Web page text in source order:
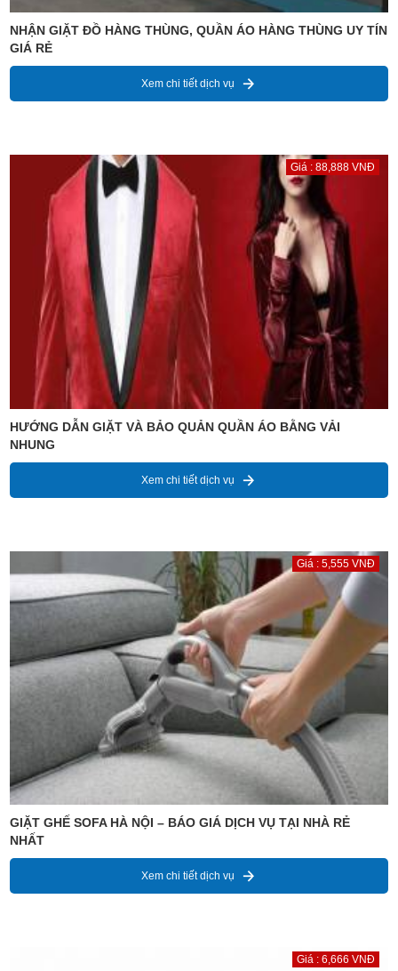
NHẬN GIẶT ĐỒ HÀNG THÙNG, QUẦN ÁO HÀNG THÙNG UY TÍN
GIÁ RẺ
Xem chi tiết dịch vụ
Giá : 88,888 VNĐ
HƯỚNG DẪN GIẶT VÀ BẢO QUẢN QUẦN ÁO BẰNG VẢI
NHUNG
Xem chi tiết dịch vụ
Giá : 5,555 VNĐ
GIẶT GHẾ SOFA HÀ NỘI – BÁO GIÁ DỊCH VỤ TẠI NHÀ RẺ
NHẤT
Xem chi tiết dịch vụ
Giá : 6,666 VNĐ